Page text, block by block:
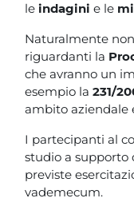
le indagini e le
Naturalmente
riguardanti la
che avranno un
esempio la 231/
ambito aziendale
I partecipanti al
studio a supporto
previste
vademecum.